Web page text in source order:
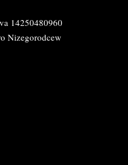
14250480960
Nizegorodcew